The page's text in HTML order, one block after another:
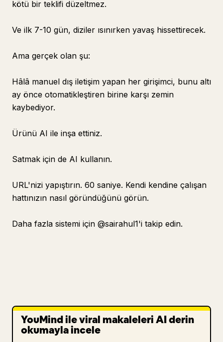
kötü bir teklifi düzeltmez.
Ve ilk 7-10 gün, diziler ısınırken yavaş hissettirecek.
Ama gerçek olan şu:
Hâlâ manuel dış iletişim yapan her girişimci, bunu altı
ay önce otomatikleştiren birine karşı zemin
kaybediyor.
Ürünü AI ile inşa ettiniz.
Satmak için de AI kullanın.
URL'nizi yapıştırın. 60 saniye. Kendi kendine çalışan
hattınızın nasıl göründüğünü görün.
Daha fazla sistemi için @sairahul1'i takip edin.
YouMind ile viral makaleleri AI derin
okumayla incele